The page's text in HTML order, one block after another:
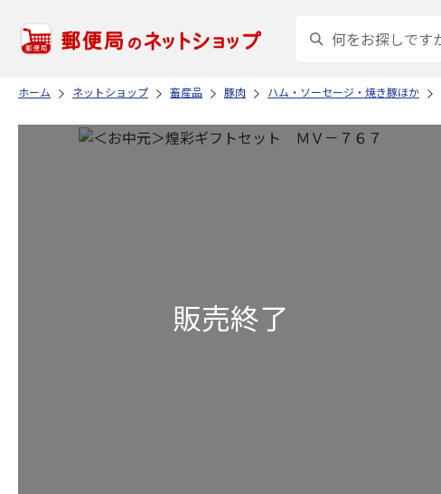
ホーム ネットショップ 畜産品 豚肉 ハム・ソーセージ・焼き豚ほか